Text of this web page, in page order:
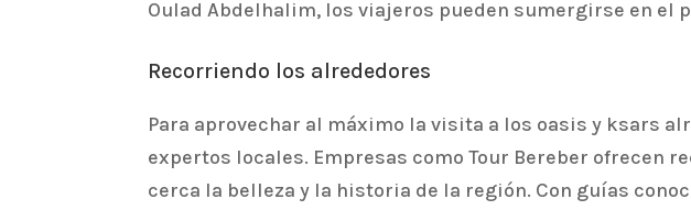
Oulad Abdelhalim, los viajeros pueden sumergirse en
Recorriendo los alrededores
Para aprovechar al máximo la visita a los oasis y ksars
expertos locales. Empresas como Tour Bereber ofrecen
cerca la belleza y la historia de la región. Con guías